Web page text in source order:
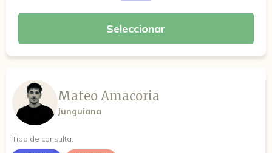
Seleccionar
Mateo Amacoria
Junguiana
Tipo de consulta: